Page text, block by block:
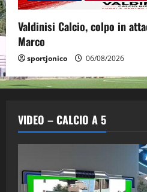
Valdinisi Calcio, colpo in
Marco
sportjonico 06/08/2026
VIDEO – CALCIO A 5